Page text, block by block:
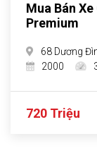
Mua Bán
Premium
68 Dương
2000
720 Triệu